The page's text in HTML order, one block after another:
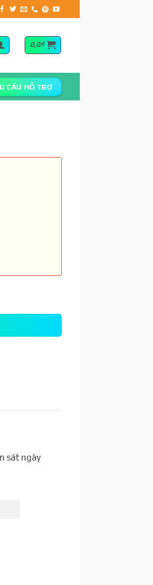
0,0₫
CẦU HỖ TRỢ
sát ngày